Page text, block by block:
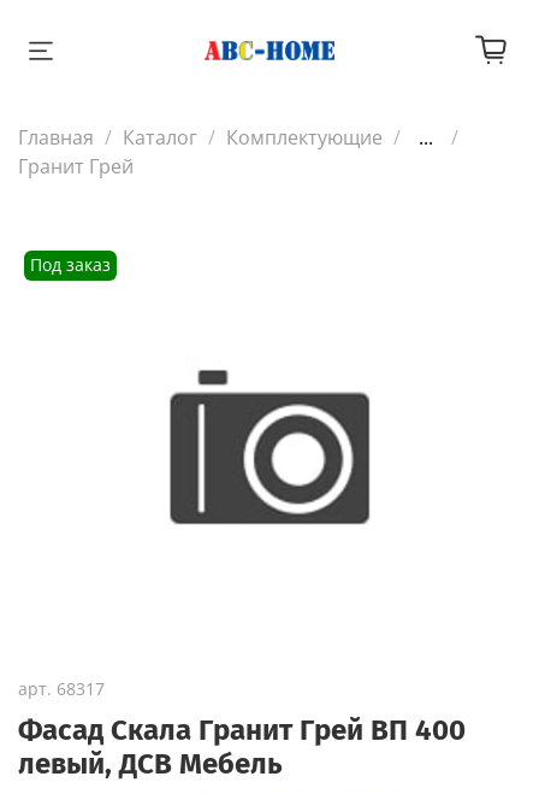
Главная Каталог Комплектующие
...
Гранит Грей
Под заказ
арт. 68317
Фасад Скала Гранит Грей ВП 400
левый, ДСВ Мебель